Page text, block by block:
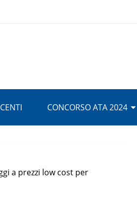
CONCORSO ATA 2024
a prezzi low cost per